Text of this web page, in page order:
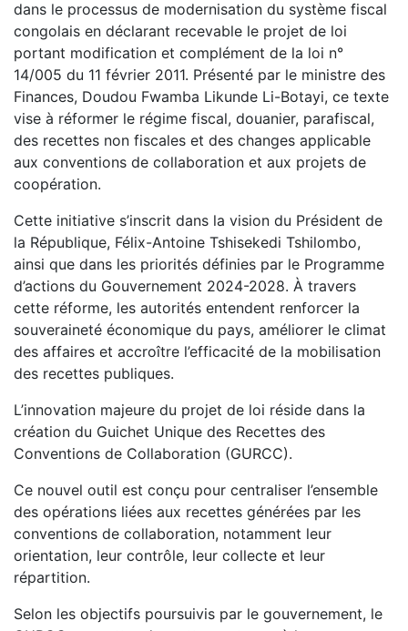
dans le processus de modernisation du système fiscal
congolais en déclarant recevable le projet de loi
portant modification et complément de la loi n°
14/005 du 11 février 2011. Présenté par le ministre des
Finances, Doudou Fwamba Likunde Li-Botayi, ce texte
vise à réformer le régime fiscal, douanier, parafiscal,
des recettes non fiscales et des changes applicable
aux conventions de collaboration et aux projets de
coopération.
Cette initiative s’inscrit dans la vision du Président de
la République, Félix-Antoine Tshisekedi Tshilombo,
ainsi que dans les priorités définies par le Programme
d’actions du Gouvernement 2024-2028. À travers
cette réforme, les autorités entendent renforcer la
souveraineté économique du pays, améliorer le climat
des affaires et accroître l’efficacité de la mobilisation
des recettes publiques.
L’innovation majeure du projet de loi réside dans la
création du Guichet Unique des Recettes des
Conventions de Collaboration (GURCC).
Ce nouvel outil est conçu pour centraliser l’ensemble
des opérations liées aux recettes générées par les
conventions de collaboration, notamment leur
orientation, leur contrôle, leur collecte et leur
répartition.
Selon les objectifs poursuivis par le gouvernement, le